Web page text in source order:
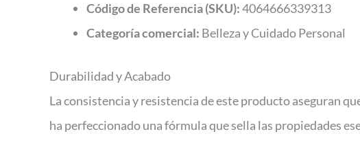
Código de Referencia (SKU):4064666339313
Categoría comercial: Belleza y Cuidado Personal
Durabilidad y Acabado
La consistencia y resistencia de este producto aseguran
ha perfeccionado una fórmula que sella las propiedades